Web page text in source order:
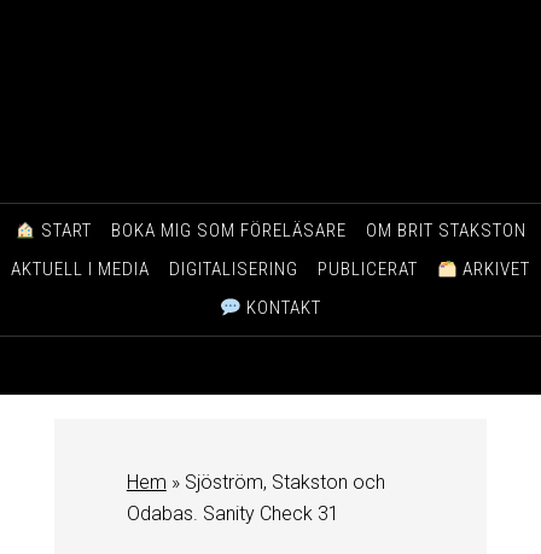
START BOKA MIG SOM FÖRELÄSARE
OM BRIT STAKSTON
AKTUELL I MEDIA
DIGITALISERING PUBLICERAT
ARKIVET
KONTAKT
Hem » Sjöström, Stakston och
Odabas. Sanity Check 31